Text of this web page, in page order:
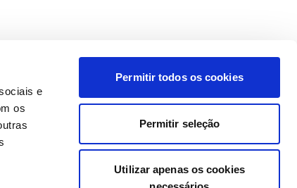
e
os
Permitir todos os cookies
Permitir seleção
Utilizar apenas os cookies